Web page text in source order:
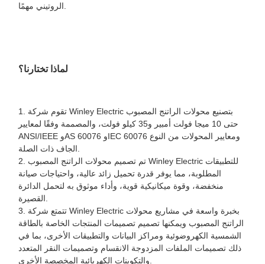
لماذا تختارنا؟
1. تقوم شركة Winley Electric بتصنيع محولات الراتنج المصبوب
حتى 10 ميجا فولت أمبير و35 كيلو فولت، والمصممة وفقًا لمعايير
ANSI/IEEE وAS 60076 وIEC 60076 ومعايير المحولات من النوع
2. تم تصميم محولات الراتنج المصبوب Winley Electric للتطبيقات
المطلوبة، مما يوفر قدرة تحميل زائد عالية، واحتياجات صيانة
منخفضة، وقوة ميكانيكية قوية، وأداء موثوق به لتحمل الدائرة
3. تتمتع شركة Winley Electric بخبرة واسعة في مشاريع محولات
الراتنج المصبوب ويمكنها تصميم تصميمات المنتجات الخاصة بالطاقة
الشمسية الكهروضوئية ومراكز البيانات والتطبيقات الأخرى، بما في
ذلك تصميمات الملفات المزدوجة الانقسام وتصميمات النقر المتعدد